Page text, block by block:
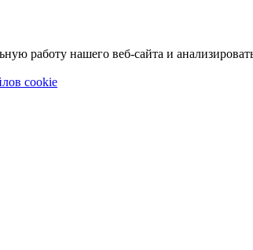
работу нашего веб-сайта и
cookie